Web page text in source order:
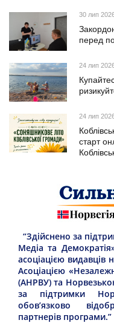
30 лип
перед
24 лип
24 лип
старт
“Здійснено за
Медіа та
асоціацією видавців
Асоціацією
(АНРВУ) та
за підтримки
обов’язково
партнерів програми.”